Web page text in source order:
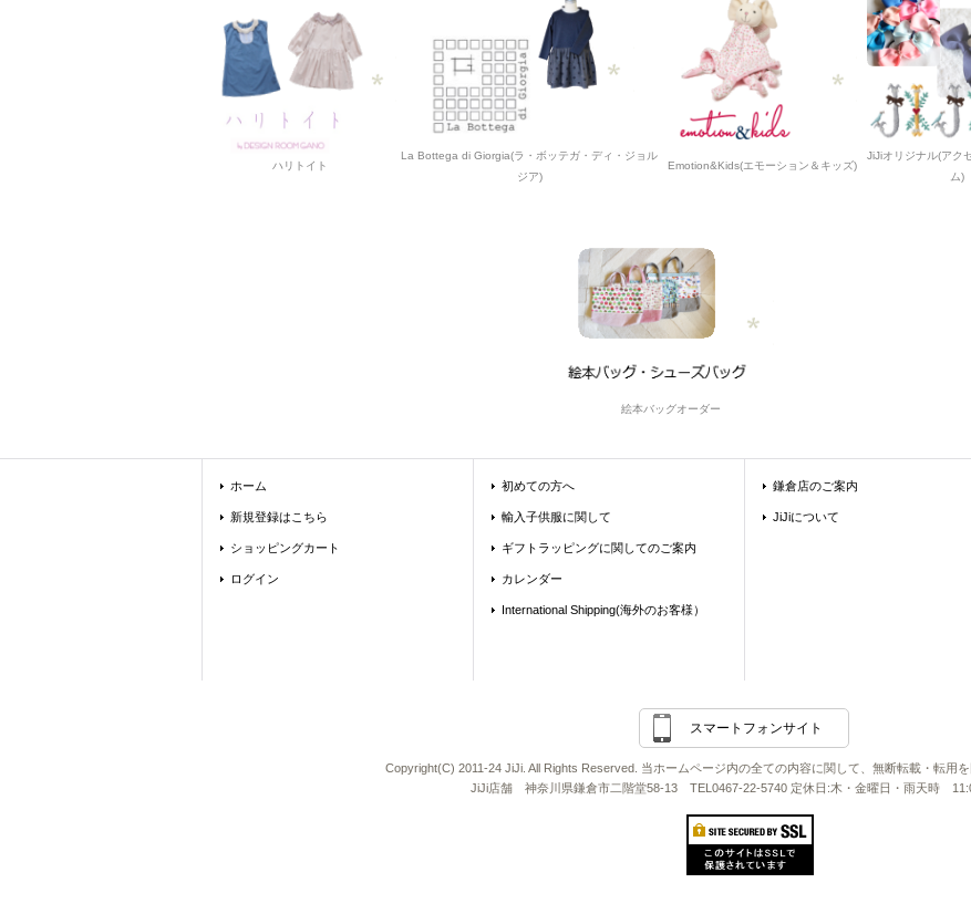
ハリトイト
La Bottega di Giorgia(ラ・ボッテガ・ディ・ジョル
ジア)
Emotion&Kids(エモーション＆キッズ)
JiJiオリジナル(アク
ム)
絵本バッグオーダー
ホーム
新規登録はこちら
ショッピングカート
ログイン
初めての方へ
輸入子供服に関して
ギフトラッピングに関してのご案内
カレンダー
International Shipping(海外のお客様）
鎌倉店のご案内
JiJiについて
スマートフォンサイト
Copyright(C) 2011-24 JiJi. All Rights Reserved. 当ホームページ内の全ての内容に関して、無断転載・転用を
JiJi店舗 神奈川県鎌倉市二階堂58-13 TEL0467-22-5740 定休日:木・金曜日・雨天時